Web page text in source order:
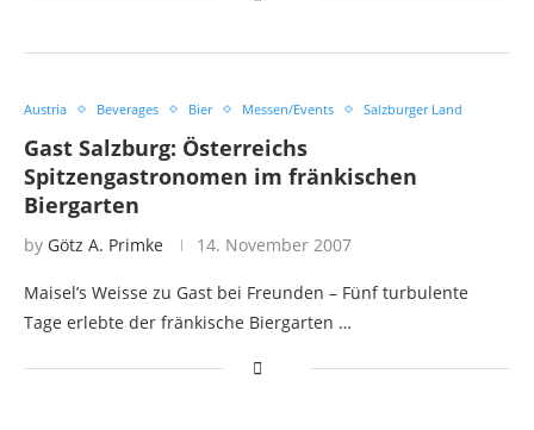
Austria Beverages Bier Messen/Events Salzburger Land
Gast Salzburg: Österreichs
Spitzengastronomen im fränkischen
Biergarten
by Götz A. Primke 14. November 2007
Maisel’s Weisse zu Gast bei Freunden – Fünf turbulente
Tage erlebte der fränkische Biergarten …